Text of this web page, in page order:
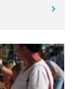
chevron_right